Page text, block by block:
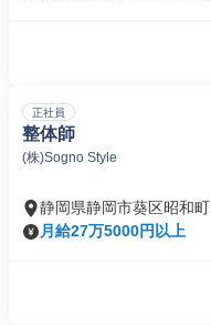
正社員
整体師
(株)Sogno Style
静岡県静岡市葵区昭和町
月給27万5000円以上